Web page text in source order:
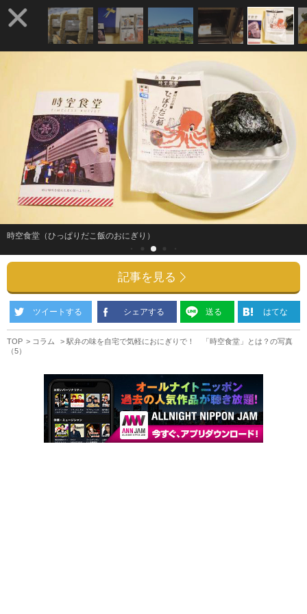
時空食堂（ひっぱりだこ飯のおにぎり）
記事を見る
ツイートする シェアする 送る はてな
TOP コラム
駅弁の味を自宅で気軽におにぎりで！ 「時空食堂」とは？の写真
（5）